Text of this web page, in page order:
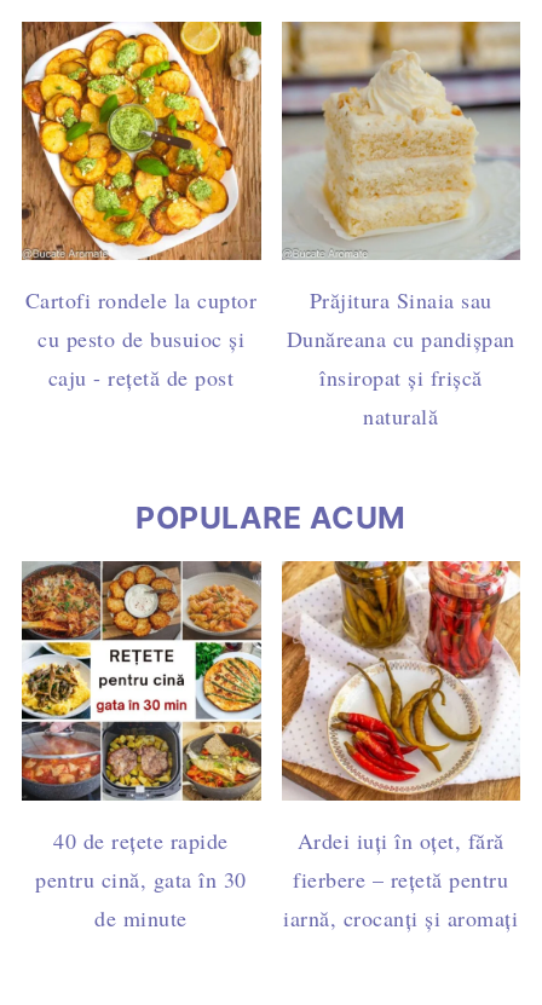
Cartofi rondele la cuptor
cu pesto de busuioc și
caju - rețetă de post
Prăjitura Sinaia sau
Dunăreana cu pandișpan
însiropat și frișcă
naturală
POPULARE ACUM
40 de rețete rapide
pentru cină, gata în 30
de minute
Ardei iuți în oțet, fără
fierbere – rețetă pentru
iarnă, crocanți și aromați